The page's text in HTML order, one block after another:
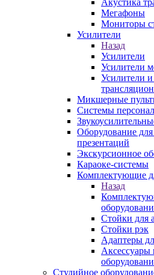
Акустика
Мегафоны
Мониторы
Усилители
Назад
Усилители
Усилители
Усилители
Микшерные
Системы
Оборудование
презентаций
Экскурсионное
Караоке-системы
Комплектующие
Назад
Стойки для
Стойки рэк
Адаптеры
Аксессуары
Студийное